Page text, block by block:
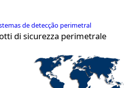
di sicurezza perimetrale